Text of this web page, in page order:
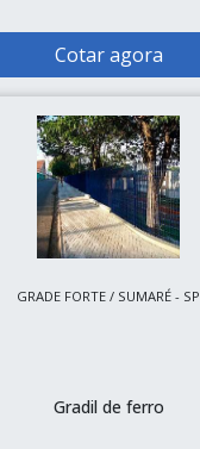
Cotar agora
GRADE FORTE / SUMARÉ - SP
Gradil de ferro